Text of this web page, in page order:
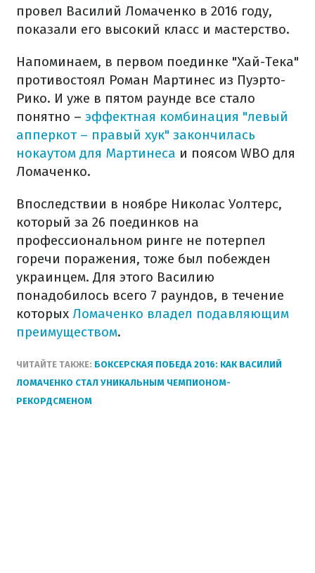
провел Василий Ломаченко в 2016 году,
показали его высокий класс и мастерство.
Напоминаем, в первом поединке "Хай-Тека"
противостоял Роман Мартинес из Пуэрто-
Рико. И уже в пятом раунде все стало
понятно – эффектная комбинация "левый
апперкот – правый хук" закончилась
нокаутом для Мартинеса и поясом WBO для
Ломаченко.
Впоследствии в ноябре Николас Уолтерс,
который за 26 поединков на
профессиональном ринге не потерпел
горечи поражения, тоже был побежден
украинцем. Для этого Василию
понадобилось всего 7 раундов, в течение
которых Ломаченко владел подавляющим
преимуществом.
ЧИТАЙТЕ ТАКЖЕ: БОКСЕРСКАЯ ПОБЕДА 2016: КАК ВАСИЛИЙ
ЛОМАЧЕНКО СТАЛ УНИКАЛЬНЫМ ЧЕМПИОНОМ-
РЕКОРДСМЕНОМ